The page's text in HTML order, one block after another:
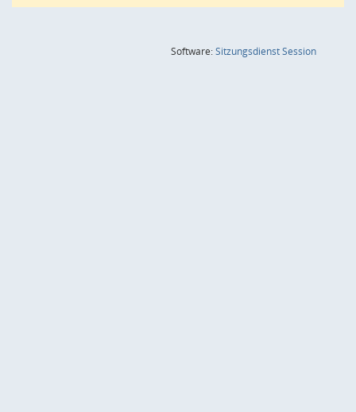
Software:SitzungsdienstSession(Wird in